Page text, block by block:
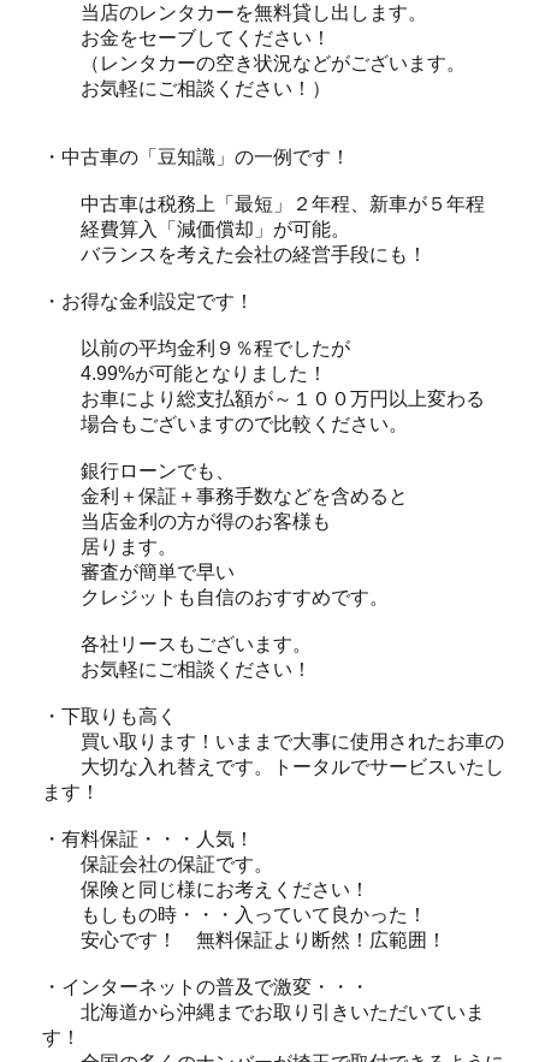
当店のレンタカーを無料貸し出します。
お金をセーブしてください！
（レンタカーの空き状況などがございます。
お気軽にご相談ください！）
・中古車の「豆知識」の一例です！
中古車は税務上「最短」２年程、新車が５年程
経費算入「減価償却」が可能。
バランスを考えた会社の経営手段にも！
・お得な金利設定です！
以前の平均金利９％程でしたが
4.99%が可能となりました！
お車により総支払額が～１００万円以上変わる
場合もございますので比較ください。
銀行ローンでも、
金利＋保証＋事務手数などを含めると
当店金利の方が得のお客様も
居ります。
審査が簡単で早い
クレジットも自信のおすすめです。
各社リースもございます。
お気軽にご相談ください！
・下取りも高く
買い取ります！いままで大事に使用されたお車の
大切な入れ替えです。トータルでサービスいたし
ます！
・有料保証・・・人気！
保証会社の保証です。
保険と同じ様にお考えください！
もしもの時・・・入っていて良かった！
安心です！ 無料保証より断然！広範囲！
・インターネットの普及で激変・・・
北海道から沖縄までお取り引きいただいていま
す！